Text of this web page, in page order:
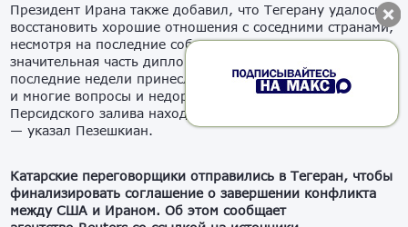
Президент Ирана также добавил, что Тегерану удалось
восстановить хорошие отношения с соседними странами,
несмотря на последние события. «К счастью,
значительная часть дипломатических усилий страны в
последние недели принесла положительные результаты,
и многие вопросы и недоразумения со странами
Персидского залива находятся на пути к разрешению»,
— указал Пезешкиан.
Катарские переговорщики отправились в Тегеран, чтобы
финализировать соглашение о завершении конфликта
между США и Ираном. Об этом сообщает